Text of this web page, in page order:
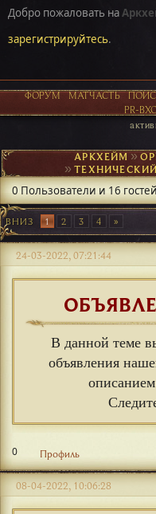
Добро пожаловать на
зарегистрируйтесь.
ФОРУМ МАТЧАСТЬ
PR-
АРКХЕЙМ►
►
0 Пользователи и 16
ВНИЗ 1 2 3 4
24-03-2022, 07:21:44
В данной теме
объявления
0 Профиль
08-04-2022, 10:06:28